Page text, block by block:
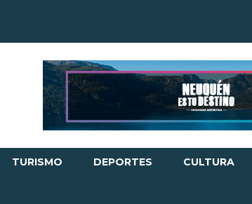
TURISMO DEPORTES CULTURA